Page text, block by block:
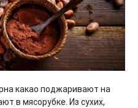
какао поджаривают на
в мясорубке. Из сухих,